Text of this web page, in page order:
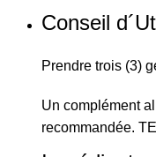
Conseil
Prendre trois (3)
Un complément
recommandée.